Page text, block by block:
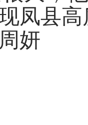
凤县
妍